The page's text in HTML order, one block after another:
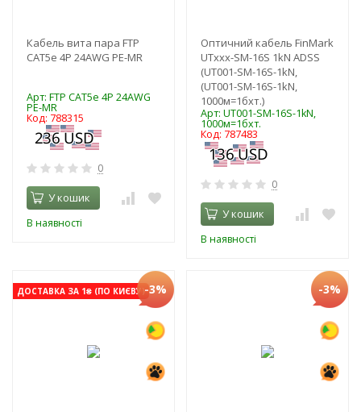
Кабель вита пара FTP
CAT5e 4P 24AWG PE-MR
Арт: FTP CAT5e 4P 24AWG
PE-MR
Код: 788315
0
У кошик
В наявності
Оптичний кабель FinMark
UTxxx-SM-16S 1kN ADSS
(UT001-SM-16S-1kN,
(UT001-SM-16S-1kN,
1000м=1бхт.)
Арт: UT001-SM-16S-1kN,
1000м=1бхт.
Код: 787483
0
У кошик
В наявності
ДОСТАВКА ЗА 1₴ (ПО КИЄВУ)-3% -3%